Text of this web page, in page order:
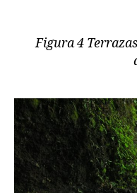
Figura 4